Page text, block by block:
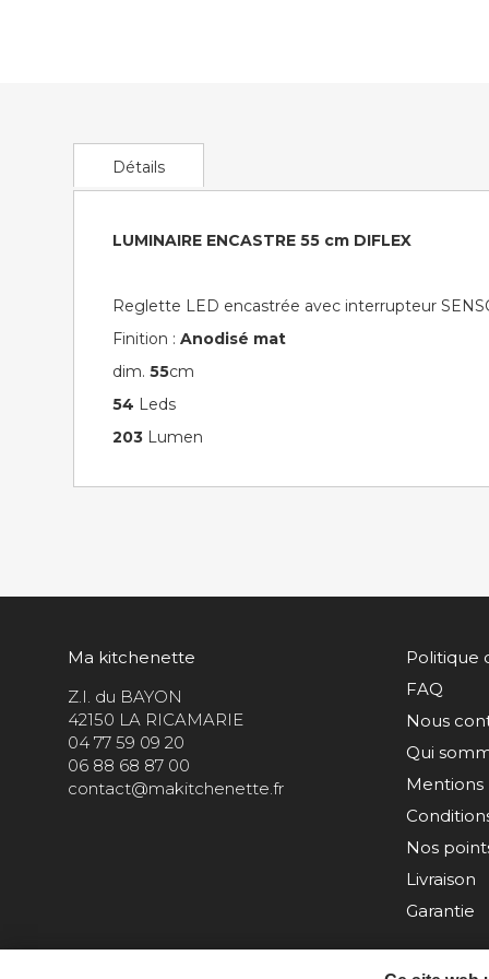
gallery
Détails
LUMINAIRE ENCASTRE 55 cm DIFLEX
Reglette LED encastrée avec interrupteur
Finition :Anodisé mat
dim.55cm
54 Leds
203 Lumen
Ma kitchenette
Z.I. du BAYON
42150 LA RICAMARIE
04 77 59 09 20
06 88 68 87 00
contact@makitchenette.fr
Politique
FAQ
Nous
Qui
Mentions
Nos
Livraison
Garantie